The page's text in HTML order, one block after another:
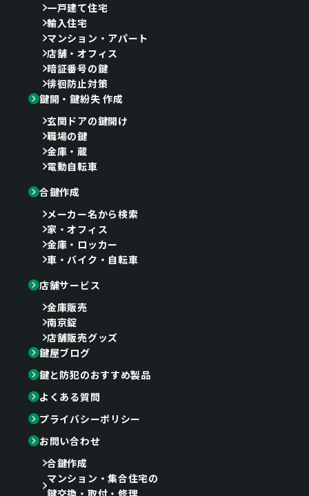
一戸建て住宅
輸入住宅
マンション・アパート
店舗・オフィス
暗証番号の鍵
徘徊防止対策
鍵開・鍵紛失 作成
玄関ドアの鍵開け
職場の鍵
金庫・蔵
電動自転車
合鍵作成
メーカー名から検索
家・オフィス
金庫・ロッカー
車・バイク・自転車
店舗サービス
金庫販売
南京錠
店舗販売グッズ
鍵屋ブログ
鍵と防犯のおすすめ製品
よくある質問
プライバシーポリシー
お問い合わせ
合鍵作成
マンション・集合住宅の